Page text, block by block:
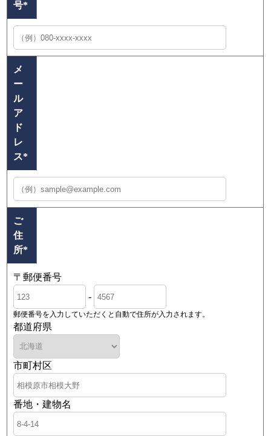
号*
メ
ー
ル
ア
ド
レ
ス*
ご
住
所*
〒郵便番号
-
郵便番号を入力していただくと自動で住所が入力されます。
都道府県
市町村区
番地・建物名